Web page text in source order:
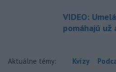
VIDEO:
pomáhajú už
Aktuálne témy: Kvízy